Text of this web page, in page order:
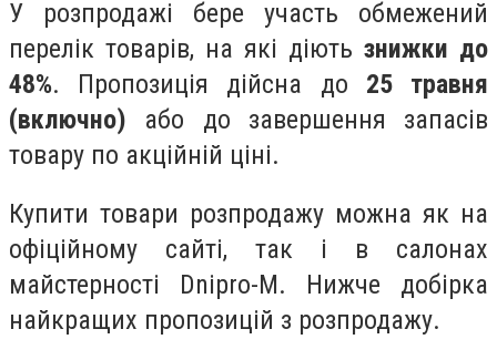
У розпродажі бере участь обмежений
перелік товарів, на які діють знижки до
48%. Пропозиція дійсна до 25 травня
(включно) або до завершення запасів
товару по акційній ціні.
Купити товари розпродажу можна як на
офіційному сайті, так і в салонах
майстерності Dnipro-M. Нижче добірка
найкращих пропозицій з розпродажу.